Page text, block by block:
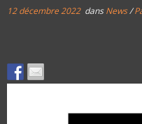
12 décembre 2022dansNews/